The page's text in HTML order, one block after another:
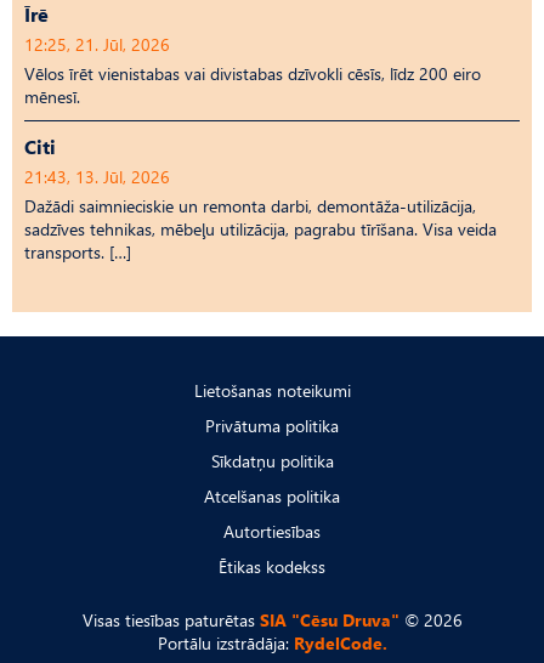
Īrē
12:25, 21. Jūl, 2026
Vēlos īrēt vienistabas vai divistabas dzīvokli cēsīs, līdz 200 eiro
mēnesī.
Citi
21:43, 13. Jūl, 2026
Dažādi saimnieciskie un remonta darbi, demontāža-utilizācija,
sadzīves tehnikas, mēbeļu utilizācija, pagrabu tīrīšana. Visa veida
transports. […]
Lietošanas noteikumi
Privātuma politika
Sīkdatņu politika
Atcelšanas politika
Autortiesības
Ētikas kodekss
Visas tiesības paturētas SIA "Cēsu Druva" © 2026
Portālu izstrādāja: RydelCode.